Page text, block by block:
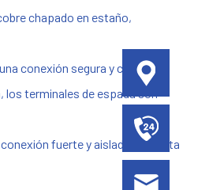
chapado en estaño,
conexión segura y confiable.
los terminales de espada son
fuerte y aislada que evita